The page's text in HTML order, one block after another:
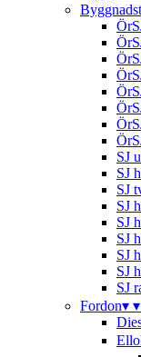
SJ
SJ
SJ
SJ
SJ
SJ
SJ
SJ
SJ
Fordon▾ ▾